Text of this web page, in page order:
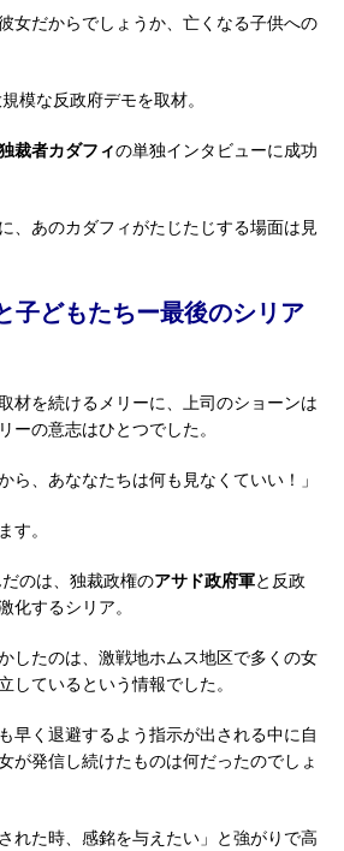
女だからでしょうか、亡くなる子供への
模な反政府デモを取材。
裁者カダフィの単独インタビューに成功
、あのカダフィがたじたじする場面は見
子どもたちー最後のシリア
材を続けるメリーに、上司のショーンは
ーの意志はひとつでした。
ら、あななたちは何も見なくていい！」
す。
のは、独裁政権のアサド政府軍と反政
化するシリア。
したのは、激戦地ホムス地区で多くの女
しているという情報でした。
早く退避するよう指示が出される中に自
が発信し続けたものは何だったのでしょ
れた時、感銘を与えたい」と強がりで高